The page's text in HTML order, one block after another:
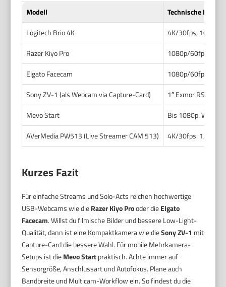
Modell
Technische Details
Logitech Brio 4K
4K/30fps, 1080p/
Razer Kiyo Pro
1080p/60fps. 1″
Elgato Facecam
1080p/60fps. 1/
Sony ZV-1 (als Webcam via Capture-Card)
1″ Exmor RS
Mevo Start
Bis 1080p. Wi‑Fi/
AVerMedia PW513 (Live Streamer CAM 513)
4K/30fps. 1/2.3″
Kurzes Fazit
Für einfache Streams und Solo-Acts reichen hochwertige
USB-Webcams wie dieRazer Kiyo Prooder dieElgato
Facecam. Willst du filmische Bilder und bessere Low-Light-
Qualität, dann ist eine Kompaktkamera wie dieSony ZV-1 mit
Capture-Card die bessere Wahl. Für mobile Mehrkamera-
Setups ist dieMevo Startpraktisch. Achte immer auf
Sensorgröße, Anschlussart und Autofokus. Plane auch
Bandbreite und Multicam-Workflow ein. So findest du die